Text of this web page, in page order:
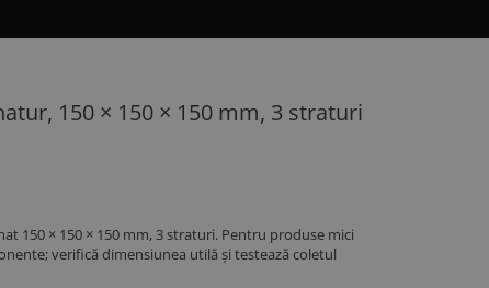
150 × 150 × 150 mm, 3 straturi
150 × 150 × 150 mm, 3 straturi. Pentru produse mici
verifică dimensiunea utilă și testează coletul